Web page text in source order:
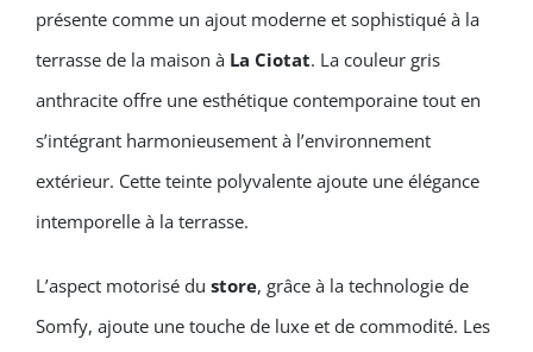
présente comme un ajout moderne et sophistiqué à la
terrasse de la maison à La Ciotat. La couleur gris
anthracite offre une esthétique contemporaine tout en
s’intégrant harmonieusement à l’environnement
extérieur. Cette teinte polyvalente ajoute une élégance
intemporelle à la terrasse.
L’aspect motorisé du store, grâce à la technologie de
Somfy, ajoute une touche de luxe et de commodité. Les